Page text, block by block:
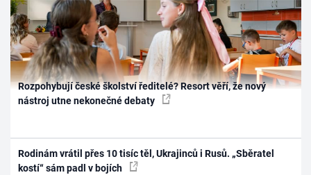
Rozpohybují české školství ředitelé? Resort věří, že nový
nástroj utne nekonečné debaty
Rodinám vrátil přes 10 tisíc těl, Ukrajinců i Rusů. „Sběratel
kostí“ sám padl v bojích